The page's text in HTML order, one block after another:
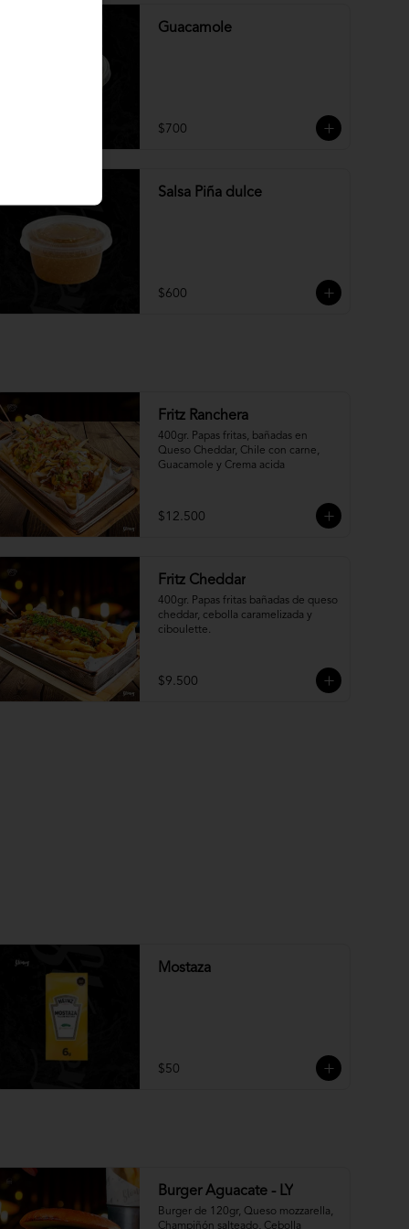
Guacamole
$700
Salsa Piña dulce
$600
Fritz Ranchera
400gr. Papas fritas, bañadas en
Queso Cheddar, Chile con carne,
Guacamole y Crema acida
$12.500
Fritz Cheddar
400gr. Papas fritas bañadas de queso
cheddar, cebolla caramelizada y
ciboulette.
$9.500
Mostaza
$50
Burger Aguacate - LY
Burger de 120gr, Queso mozzarella,
Champiñón salteado, Cebolla